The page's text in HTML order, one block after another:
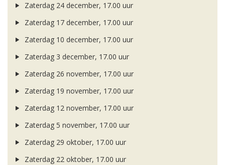
Zaterdag 24 december, 17.00 uur
Zaterdag 17 december, 17.00 uur
Zaterdag 10 december, 17.00 uur
Zaterdag 3 december, 17.00 uur
Zaterdag 26 november, 17.00 uur
Zaterdag 19 november, 17.00 uur
Zaterdag 12 november, 17.00 uur
Zaterdag 5 november, 17.00 uur
Zaterdag 29 oktober, 17.00 uur
Zaterdag 22 oktober, 17.00 uur